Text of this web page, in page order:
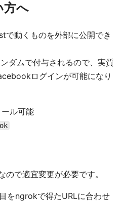
方へ
動くものを外部に公開でき
ダムで付与されるので、実質
ログインが可能になり
ル可能
で適宜変更が必要です。
をngrokで得たURLに合わせ